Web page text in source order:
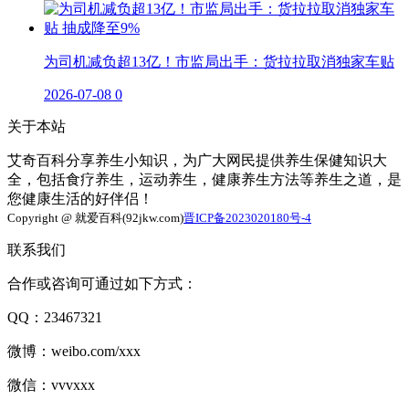
为司机减负超13亿！市监局出手：货拉拉取消独家车贴
2026-07-08 0
关于本站
艾奇百科分享养生小知识，为广大网民提供养生保健知识大
全，包括食疗养生，运动养生，健康养生方法等养生之道，是
您健康生活的好伴侣！
Copyright @ 就爱百科(92jkw.com)晋ICP备2023020180号-4
联系我们
合作或咨询可通过如下方式：
QQ：23467321
微博：weibo.com/xxx
微信：vvvxxx